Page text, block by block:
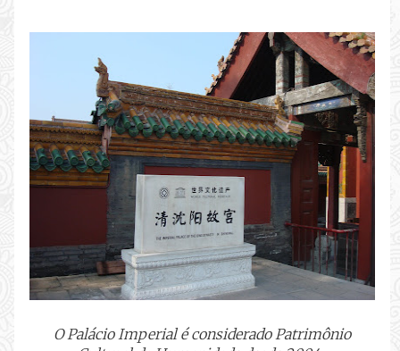
O Palácio Imperial é considerado Patrimônio